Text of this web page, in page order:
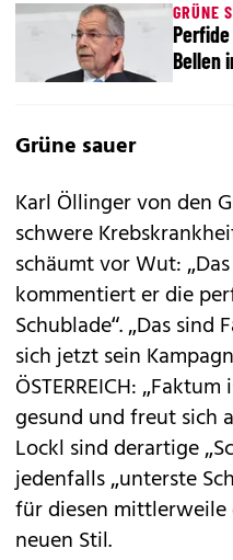
GRÜNE
Bellen
Grüne sauer
Karl Öllinger von den
schwere
schäumt vor Wut:
kommentiert er die
Schublade“. „Das
sich jetzt sein
ÖSTERREICH:
gesund und freut sich
Lockl sind derartige
jedenfalls „unterste
für diesen
neuen Stil.